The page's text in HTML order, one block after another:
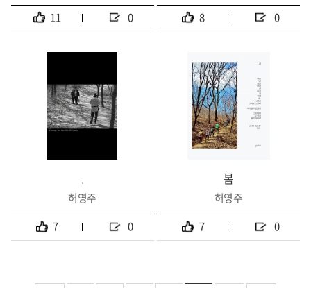
11
0
8
0
.
허영주
7
0
봄
허영주
7
0